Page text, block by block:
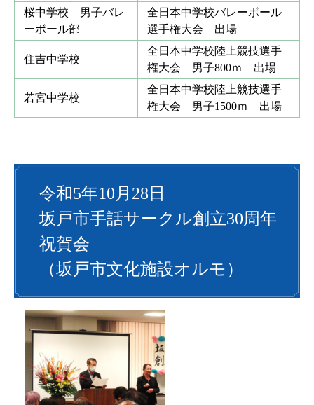
桜中学校 男子バレ
ーボール部
全日本中学校バレーボール
選手権大会 出場
住吉中学校
全日本中学校陸上競技選手
権大会 男子800ｍ 出場
若宮中学校
全日本中学校陸上競技選手
権大会 男子1500ｍ 出場
令和5年10月28日
坂戸市手話サークル創立30周年
祝賀会
（坂戸市文化施設オルモ）​